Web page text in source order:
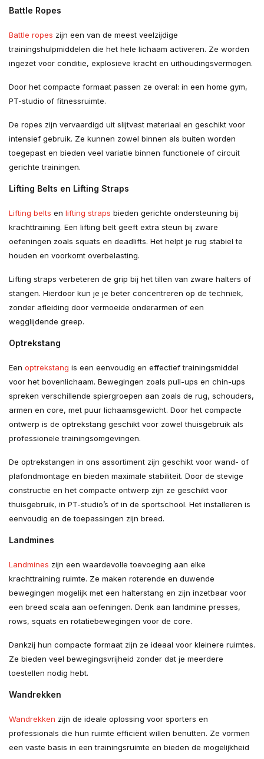
Battle Ropes
Battle ropes zijn een van de meest veelzijdige
trainingshulpmiddelen die het hele lichaam activeren. Ze worden
ingezet voor conditie, explosieve kracht en uithoudingsvermogen.
Door het compacte formaat passen ze overal: in een home gym,
PT-studio of fitnessruimte.
De ropes zijn vervaardigd uit slijtvast materiaal en geschikt voor
intensief gebruik. Ze kunnen zowel binnen als buiten worden
toegepast en bieden veel variatie binnen functionele of circuit
gerichte trainingen.
Lifting Belts en Lifting Straps
Lifting belts en lifting straps bieden gerichte ondersteuning bij
krachttraining. Een lifting belt geeft extra steun bij zware
oefeningen zoals squats en deadlifts. Het helpt je rug stabiel te
houden en voorkomt overbelasting.
Lifting straps verbeteren de grip bij het tillen van zware halters of
stangen. Hierdoor kun je je beter concentreren op de techniek,
zonder afleiding door vermoeide onderarmen of een
wegglijdende greep.
Optrekstang
Een optrekstang is een eenvoudig en effectief trainingsmiddel
voor het bovenlichaam. Bewegingen zoals pull-ups en chin-ups
spreken verschillende spiergroepen aan zoals de rug, schouders,
armen en core, met puur lichaamsgewicht. Door het compacte
ontwerp is de optrekstang geschikt voor zowel thuisgebruik als
professionele trainingsomgevingen.
De optrekstangen in ons assortiment zijn geschikt voor wand- of
plafondmontage en bieden maximale stabiliteit. Door de stevige
constructie en het compacte ontwerp zijn ze geschikt voor
thuisgebruik, in PT-studio’s of in de sportschool. Het installeren is
eenvoudig en de toepassingen zijn breed.
Landmines
Landmines zijn een waardevolle toevoeging aan elke
krachttraining ruimte. Ze maken roterende en duwende
bewegingen mogelijk met een halterstang en zijn inzetbaar voor
een breed scala aan oefeningen. Denk aan landmine presses,
rows, squats en rotatiebewegingen voor de core.
Dankzij hun compacte formaat zijn ze ideaal voor kleinere ruimtes.
Ze bieden veel bewegingsvrijheid zonder dat je meerdere
toestellen nodig hebt.
Wandrekken
Wandrekken zijn de ideale oplossing voor sporters en
professionals die hun ruimte efficiënt willen benutten. Ze vormen
een vaste basis in een trainingsruimte en bieden de mogelijkheid